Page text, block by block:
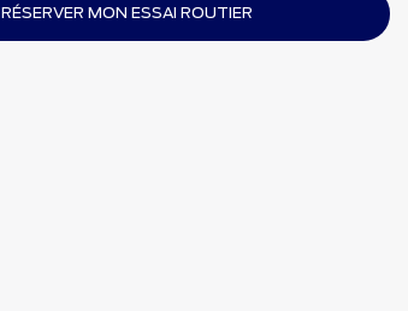
RÉSERVER MON ESSAI ROUTIER